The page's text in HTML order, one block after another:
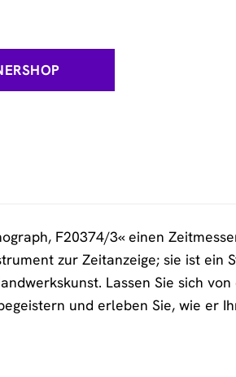
F20374/3« einen
zur Zeitanzeige; sie ist ein
Lassen Sie sich
und erleben Sie, wie er